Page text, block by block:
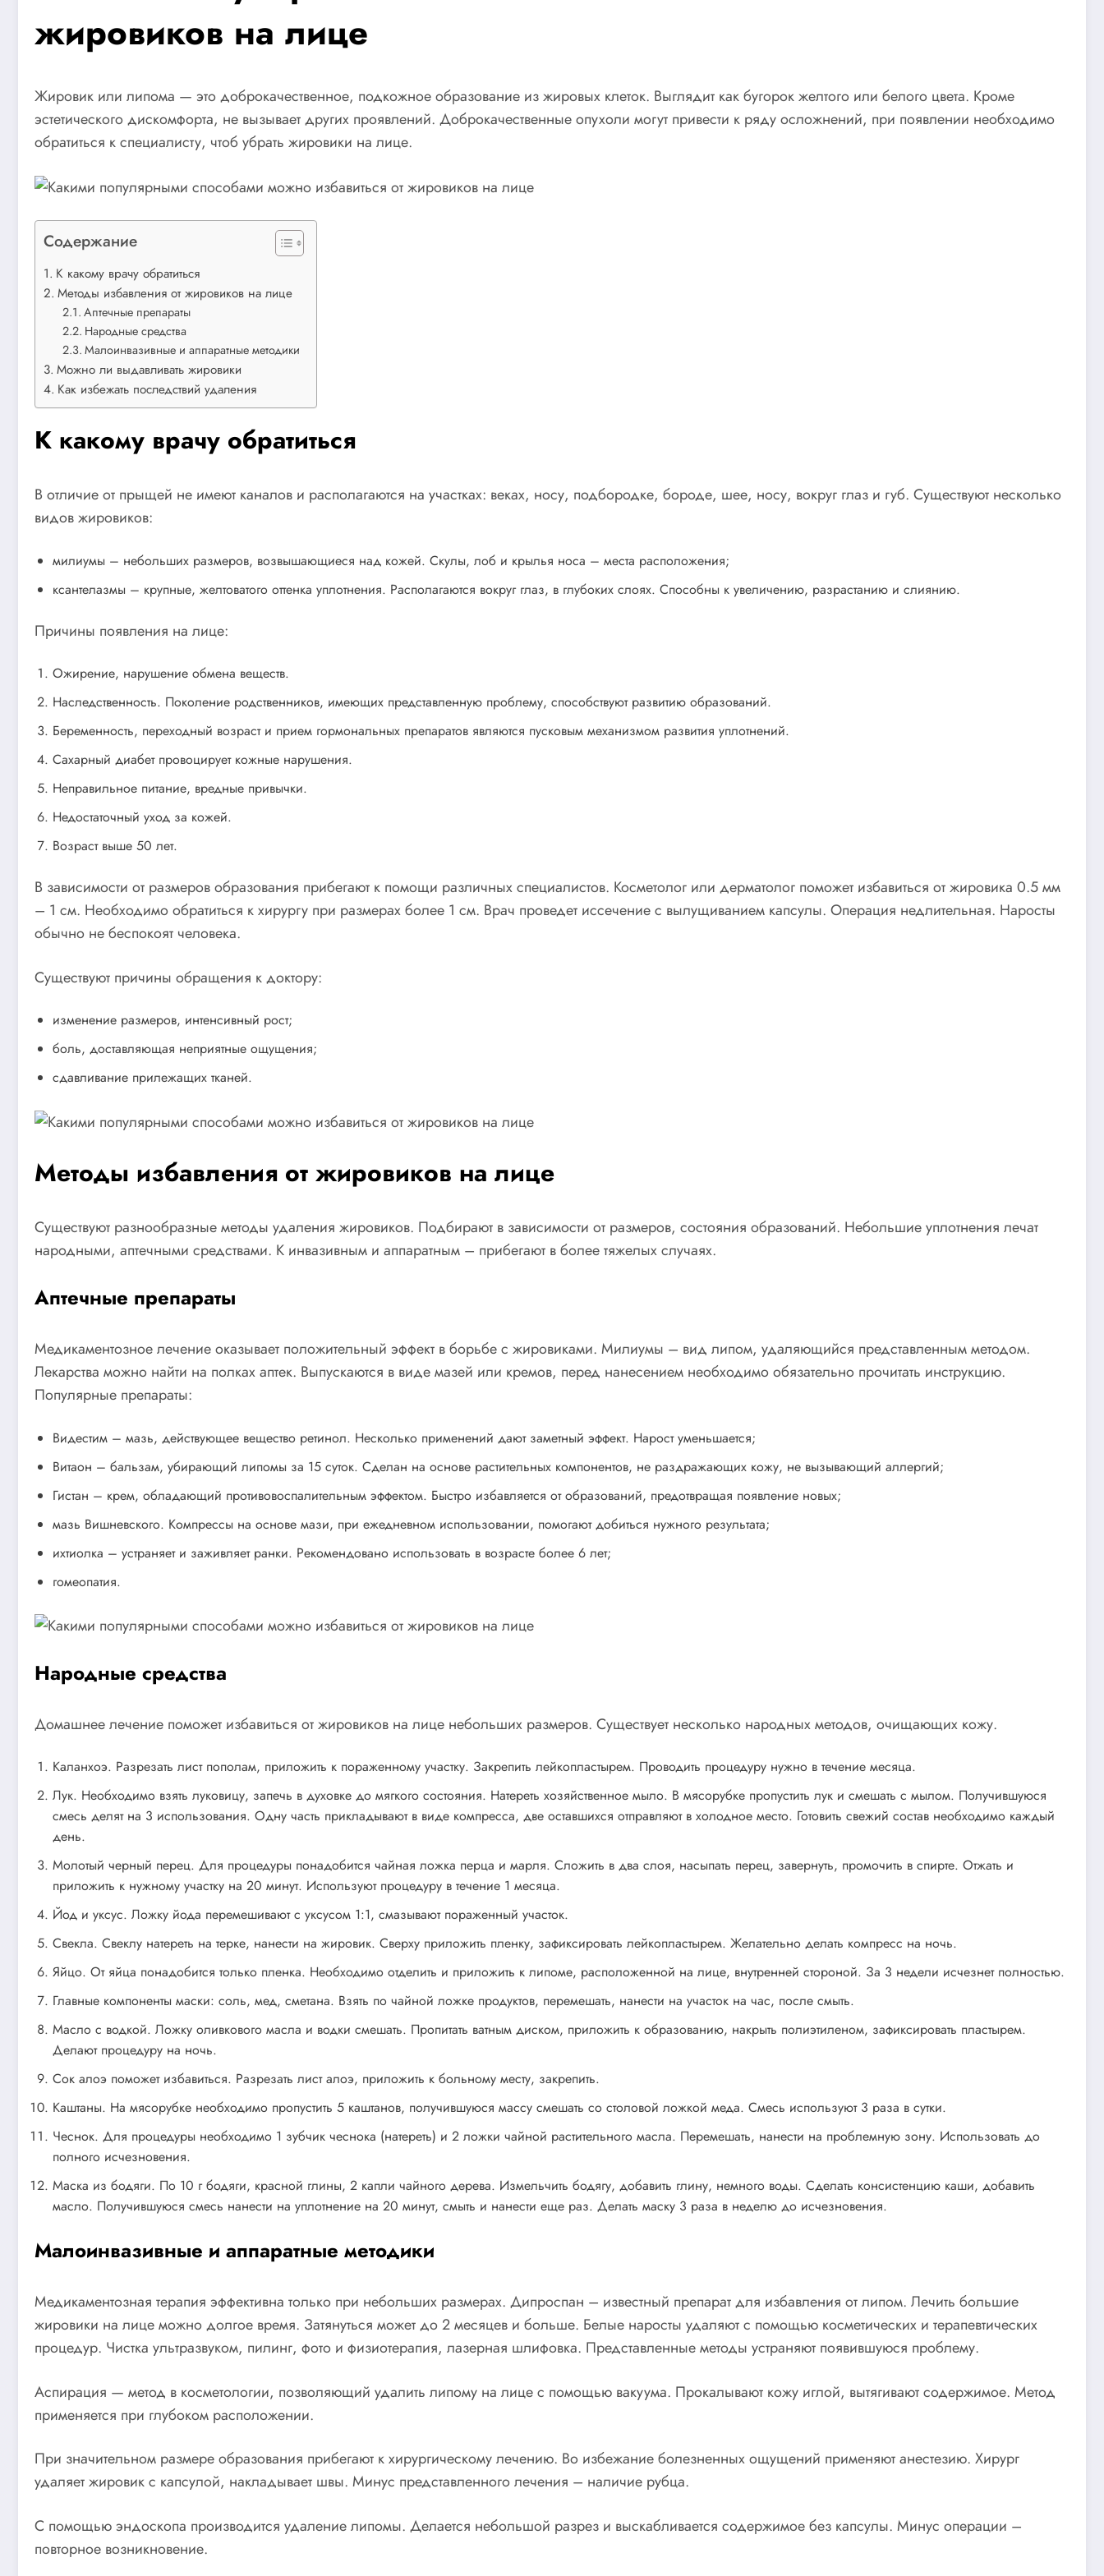
жировиков на лице
Жировик или липома — это доброкачественное, подкожное образование из жировых клеток. Выглядит как бугорок желтого или белого цвета. Кроме
эстетического дискомфорта, не вызывает других проявлений. Доброкачественные опухоли могут привести к ряду осложнений, при появлении необходимо
обратиться к специалисту, чтоб убрать жировики на лице.
Содержание
К какому врачу обратиться
Методы избавления от жировиков на лице
Аптечные препараты
Народные средства
Малоинвазивные и аппаратные методики
Можно ли выдавливать жировики
Как избежать последствий удаления
К какому врачу обратиться
В отличие от прыщей не имеют каналов и располагаются на участках: веках, носу, подбородке, бороде, шее, носу, вокруг глаз и губ. Существуют несколько
видов жировиков:
милиумы – небольших размеров, возвышающиеся над кожей. Скулы, лоб и крылья носа – места расположения;
ксантелазмы – крупные, желтоватого оттенка уплотнения. Располагаются вокруг глаз, в глубоких слоях. Способны к увеличению, разрастанию и слиянию.
Причины появления на лице:
Ожирение, нарушение обмена веществ.
Наследственность. Поколение родственников, имеющих представленную проблему, способствуют развитию образований.
Беременность, переходный возраст и прием гормональных препаратов являются пусковым механизмом развития уплотнений.
Сахарный диабет провоцирует кожные нарушения.
Неправильное питание, вредные привычки.
Недостаточный уход за кожей.
Возраст выше 50 лет.
В зависимости от размеров образования прибегают к помощи различных специалистов. Косметолог или дерматолог поможет избавиться от жировика 0.5 мм
– 1 см. Необходимо обратиться к хирургу при размерах более 1 см. Врач проведет иссечение с вылущиванием капсулы. Операция недлительная. Наросты
обычно не беспокоят человека.
Существуют причины обращения к доктору:
изменение размеров, интенсивный рост;
боль, доставляющая неприятные ощущения;
сдавливание прилежащих тканей.
Методы избавления от жировиков на лице
Существуют разнообразные методы удаления жировиков. Подбирают в зависимости от размеров, состояния образований. Небольшие уплотнения лечат
народными, аптечными средствами. К инвазивным и аппаратным – прибегают в более тяжелых случаях.
Аптечные препараты
Медикаментозное лечение оказывает положительный эффект в борьбе с жировиками. Милиумы – вид липом, удаляющийся представленным методом.
Лекарства можно найти на полках аптек. Выпускаются в виде мазей или кремов, перед нанесением необходимо обязательно прочитать инструкцию.
Популярные препараты:
Видестим – мазь, действующее вещество ретинол. Несколько применений дают заметный эффект. Нарост уменьшается;
Витаон – бальзам, убирающий липомы за 15 суток. Сделан на основе растительных компонентов, не раздражающих кожу, не вызывающий аллергий;
Гистан – крем, обладающий противовоспалительным эффектом. Быстро избавляется от образований, предотвращая появление новых;
мазь Вишневского. Компрессы на основе мази, при ежедневном использовании, помогают добиться нужного результата;
ихтиолка – устраняет и заживляет ранки. Рекомендовано использовать в возрасте более 6 лет;
гомеопатия.
Народные средства
Домашнее лечение поможет избавиться от жировиков на лице небольших размеров. Существует несколько народных методов, очищающих кожу.
Каланхоэ. Разрезать лист пополам, приложить к пораженному участку. Закрепить лейкопластырем. Проводить процедуру нужно в течение месяца.
Лук. Необходимо взять луковицу, запечь в духовке до мягкого состояния. Натереть хозяйственное мыло. В мясорубке пропустить лук и смешать с мылом. Получившуюся
смесь делят на 3 использования. Одну часть прикладывают в виде компресса, две оставшихся отправляют в холодное место. Готовить свежий состав необходимо каждый
день.
Молотый черный перец. Для процедуры понадобится чайная ложка перца и марля. Сложить в два слоя, насыпать перец, завернуть, промочить в спирте. Отжать и
приложить к нужному участку на 20 минут. Используют процедуру в течение 1 месяца.
Йод и уксус. Ложку йода перемешивают с уксусом 1:1, смазывают пораженный участок.
Свекла. Свеклу натереть на терке, нанести на жировик. Сверху приложить пленку, зафиксировать лейкопластырем. Желательно делать компресс на ночь.
Яйцо. От яйца понадобится только пленка. Необходимо отделить и приложить к липоме, расположенной на лице, внутренней стороной. За 3 недели исчезнет полностью.
Главные компоненты маски: соль, мед, сметана. Взять по чайной ложке продуктов, перемешать, нанести на участок на час, после смыть.
Масло с водкой. Ложку оливкового масла и водки смешать. Пропитать ватным диском, приложить к образованию, накрыть полиэтиленом, зафиксировать пластырем.
Делают процедуру на ночь.
Сок алоэ поможет избавиться. Разрезать лист алоэ, приложить к больному месту, закрепить.
Каштаны. На мясорубке необходимо пропустить 5 каштанов, получившуюся массу смешать со столовой ложкой меда. Смесь используют 3 раза в сутки.
Чеснок. Для процедуры необходимо 1 зубчик чеснока (натереть) и 2 ложки чайной растительного масла. Перемешать, нанести на проблемную зону. Использовать до
полного исчезновения.
Маска из бодяги. По 10 г бодяги, красной глины, 2 капли чайного дерева. Измельчить бодягу, добавить глину, немного воды. Сделать консистенцию каши, добавить
масло. Получившуюся смесь нанести на уплотнение на 20 минут, смыть и нанести еще раз. Делать маску 3 раза в неделю до исчезновения.
Малоинвазивные и аппаратные методики
Медикаментозная терапия эффективна только при небольших размерах. Дипроспан – известный препарат для избавления от липом. Лечить большие
жировики на лице можно долгое время. Затянуться может до 2 месяцев и больше. Белые наросты удаляют с помощью косметических и терапевтических
процедур. Чистка ультразвуком, пилинг, фото и физиотерапия, лазерная шлифовка. Представленные методы устраняют появившуюся проблему.
Аспирация — метод в косметологии, позволяющий удалить липому на лице с помощью вакуума. Прокалывают кожу иглой, вытягивают содержимое. Метод
применяется при глубоком расположении.
При значительном размере образования прибегают к хирургическому лечению. Во избежание болезненных ощущений применяют анестезию. Хирург
удаляет жировик с капсулой, накладывает швы. Минус представленного лечения – наличие рубца.
С помощью эндоскопа производится удаление липомы. Делается небольшой разрез и выскабливается содержимое без капсулы. Минус операции –
повторное возникновение.